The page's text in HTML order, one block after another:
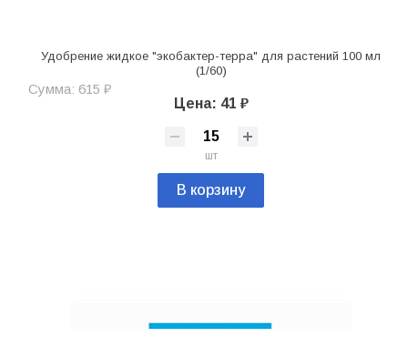
Удобрение жидкое "экобактер-терра" для растений 100 мл
(1/60)
Сумма: 615 ₽
Цена: 41 ₽
шт
В корзину